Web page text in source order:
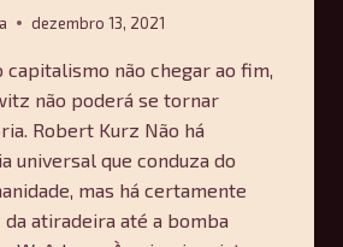
dezembro 13, 2021
capitalismo não chegar ao fim,
não poderá se tornar
Robert Kurz Não há
universal que conduza do
mas há certamente
da atiradeira até a bomba